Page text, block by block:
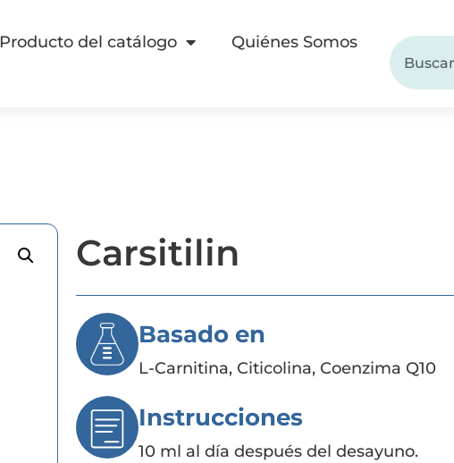
Producto del catálogo Quiénes Somos
Carsitilin
Basado en
L-Carnitina, Citicolina, Coenzima Q10
Instrucciones
10 ml al día después del desayuno.